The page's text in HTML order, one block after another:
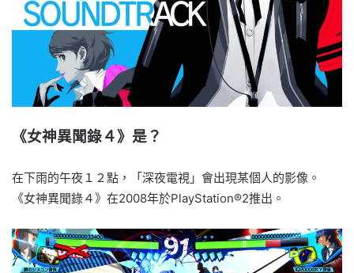
《女神異聞錄４》是？
在下雨的午夜１２點，「深夜電視」會出現某個人的影像。
《女神異聞錄４》在2008年於PlayStation®2推出。